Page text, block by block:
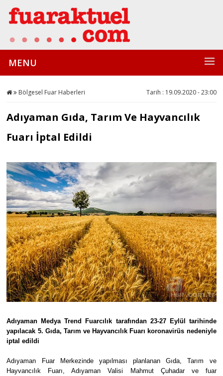
MENU
Bölgesel Fuar Haberleri Tarih : 19.09.2020 - 23:00
Adıyaman Gıda, Tarım Ve Hayvancılık
Fuarı İptal Edildi
Adıyaman Medya Trend Fuarcılık tarafından 23-27 Eylül tarihinde
yapılacak 5. Gıda, Tarım ve Hayvancılık Fuarı koronavirüs nedeniyle
iptal edildi
Adıyaman Fuar Merkezinde yapılması planlanan Gıda, Tarım ve
Hayvancılık Fuarı, Adıyaman Valisi Mahmut Çuhadar ve fuar